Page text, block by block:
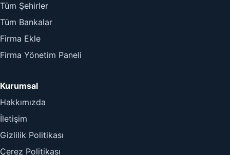
Tüm Şehirler
Tüm Bankalar
Firma Ekle
Firma Yönetim Paneli
Kurumsal
Hakkımızda
İletişim
Gizlilik Politikası
Çerez Politikası